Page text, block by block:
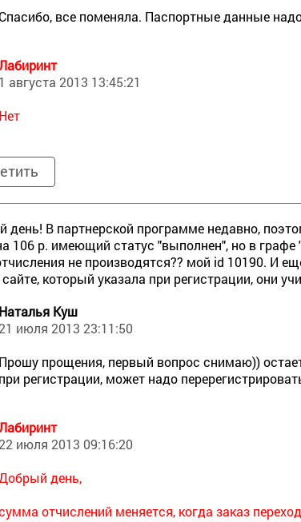
Спасибо, все поменяла. Паспортные данные
1 августа 2013 13:45:21
Нет
день! В партнерской программе недавно,
106 р. имеющий статус "выполнен", но в
не производятся?? мой id 10190. И
который указала при регистрации, они
Наталья Куш
21 июля 2013 23:11:50
Прошу прощения, первый вопрос снимаю))
при регистрации, может надо
22 июля 2013 09:16:20
день,
отчислений меняется, когда заказ